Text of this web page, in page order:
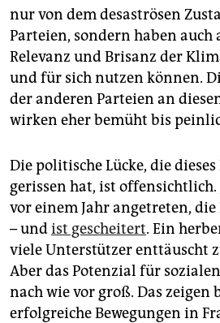
nur von dem desaströsen
Parteien, sondern haben auch
Relevanz und Brisanz der
und für sich nutzen können.
der anderen Parteien an
wirken eher bemüht bis
Die politische Lücke, die
gerissen hat, ist offensichtlich.
vor einem Jahr angetreten, die
– undist gescheitert. Ein
viele Unterstützer enttäuscht
Aber das Potenzial für
nach wie vor groß. Das zeigen
erfolgreiche Bewegungen in